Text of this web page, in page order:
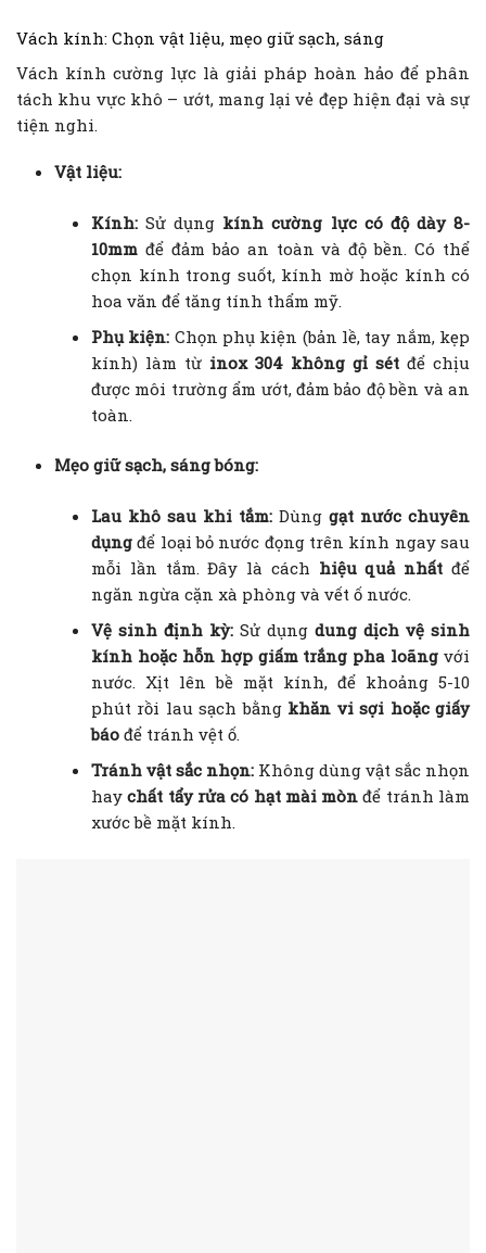
Vách kính: Chọn vật liệu, mẹo giữ sạch, sáng
Vách kính cường lực là giải pháp hoàn hảo để phân
tách khu vực khô – ướt, mang lại vẻ đẹp hiện đại và sự
tiện nghi.
Vật liệu:
Kính: Sử dụng kính cường lực có độ dày 8-
10mm để đảm bảo an toàn và độ bền. Có thể
chọn kính trong suốt, kính mờ hoặc kính có
hoa văn để tăng tính thẩm mỹ.
Phụ kiện: Chọn phụ kiện (bản lề, tay nắm, kẹp
kính) làm từ inox 304 không gỉ sét để chịu
được môi trường ẩm ướt, đảm bảo độ bền và an
toàn.
Mẹo giữ sạch, sáng bóng:
Lau khô sau khi tắm: Dùng gạt nước chuyên
dụng để loại bỏ nước đọng trên kính ngay sau
mỗi lần tắm. Đây là cách hiệu quả nhất để
ngăn ngừa cặn xà phòng và vết ố nước.
Vệ sinh định kỳ: Sử dụng dung dịch vệ sinh
kính hoặc hỗn hợp giấm trắng pha loãng với
nước. Xịt lên bề mặt kính, để khoảng 5-10
phút rồi lau sạch bằng khăn vi sợi hoặc giấy
báo để tránh vệt ố.
Tránh vật sắc nhọn: Không dùng vật sắc nhọn
haychất tẩy rửa có hạt mài mòn để tránh làm
xước bề mặt kính.